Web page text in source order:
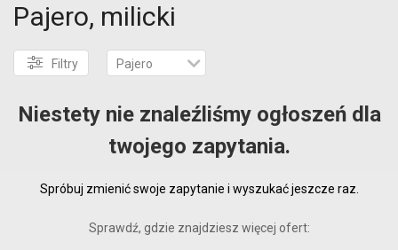
Pajero, milicki
Filtry Pajero
Niestety nie znaleźliśmy ogłoszeń dla
twojego zapytania.
Spróbuj zmienić swoje zapytanie i wyszukać jeszcze raz.
Sprawdź, gdzie znajdziesz więcej ofert: